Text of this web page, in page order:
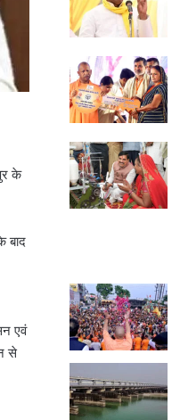
के
बाद
एवं
से